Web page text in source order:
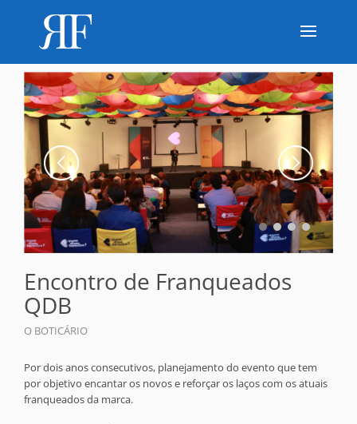
Encontro de Franqueados
QDB
O BOTICÁRIO
Por dois anos consecutivos, planejamento do evento que tem
por objetivo encantar os novos e reforçar os laços com os atuais
franqueados da marca.